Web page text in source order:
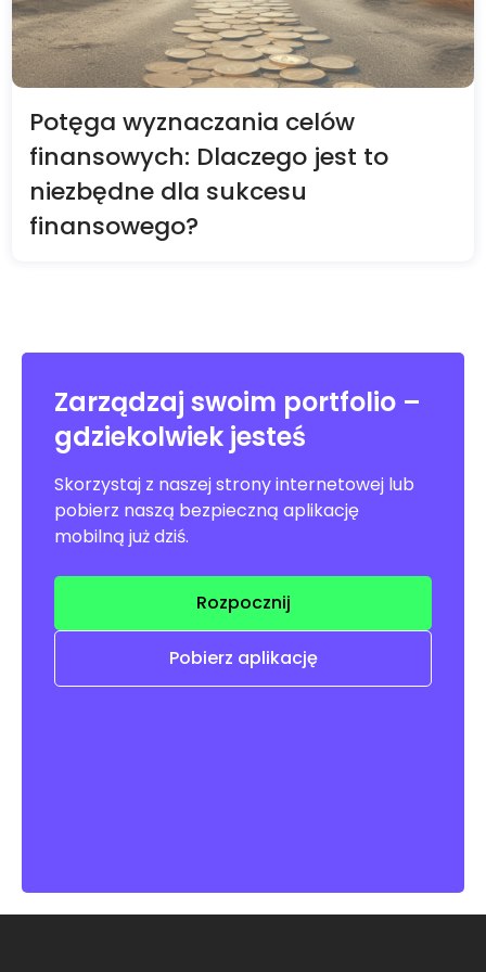
Potęga wyznaczania celów
finansowych: Dlaczego jest to
niezbędne dla sukcesu
finansowego?
Zarządzaj swoim portfolio –
gdziekolwiek jesteś
Skorzystaj z naszej strony internetowej lub
pobierz naszą bezpieczną aplikację
mobilną już dziś.
Rozpocznij
Pobierz aplikację